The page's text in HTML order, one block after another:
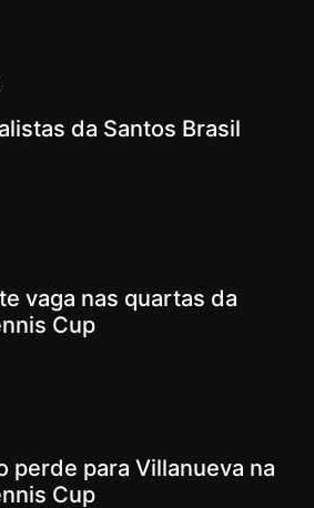
da Santos Brasil
vaga nas quartas da
Cup
perde para Villanueva na
Cup